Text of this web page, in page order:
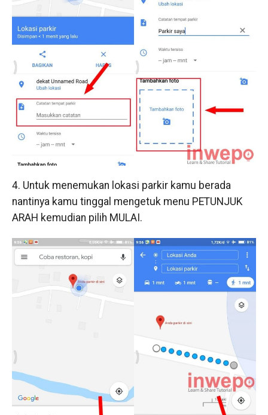
4. Untuk menemukan lokasi parkir kamu berada
nantinya kamu tinggal mengetuk menu PETUNJUK
ARAH kemudian pilih MULAI.